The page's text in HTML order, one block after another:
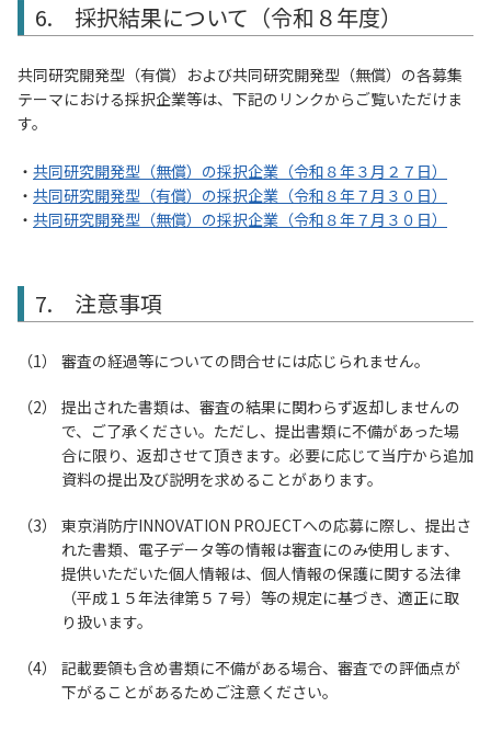
6. 採択結果について（令和８年度）
共同研究開発型（有償）および共同研究開発型（無償）の各募集
テーマにおける採択企業等は、下記のリンクからご覧いただけま
す。
・ 共同研究開発型（無償）の採択企業（令和８年３月２７日）
・ 共同研究開発型（有償）の採択企業（令和８年７月３０日）
・ 共同研究開発型（無償）の採択企業（令和８年７月３０日）
7. 注意事項
審査の経過等についての問合せには応じられません。
提出された書類は、審査の結果に関わらず返却しませんの
で、ご了承ください。ただし、提出書類に不備があった場
合に限り、返却させて頂きます。必要に応じて当庁から追加
資料の提出及び説明を求めることがあります。
東京消防庁INNOVATION PROJECTへの応募に際し、提出さ
れた書類、電子データ等の情報は審査にのみ使用します、
提供いただいた個人情報は、個人情報の保護に関する法律
（平成１５年法律第５７号）等の規定に基づき、適正に取
り扱います。
記載要領も含め書類に不備がある場合、審査での評価点が
下がることがあるためご注意ください。